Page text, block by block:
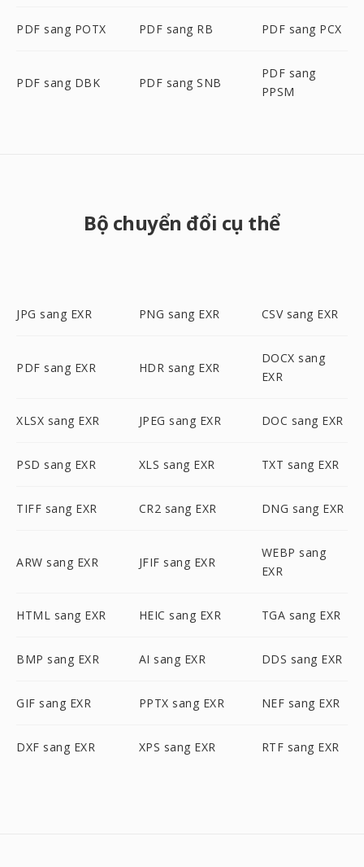
PDF sang POTX PDF sang RB PDF sang PCX
PDF sang DBK PDF sang SNB
PDF sang
PPSM
Bộ chuyển đổi cụ thể
JPG sang EXR PNG sang EXR CSV sang EXR
PDF sang EXR HDR sang EXR
DOCX sang
EXR
XLSX sang EXR JPEG sang EXR DOC sang EXR
PSD sang EXR XLS sang EXR TXT sang EXR
TIFF sang EXR CR2 sang EXR DNG sang EXR
ARW sang EXR JFIF sang EXR
WEBP sang
EXR
HTML sang EXR HEIC sang EXR TGA sang EXR
BMP sang EXR AI sang EXR DDS sang EXR
GIF sang EXR PPTX sang EXR NEF sang EXR
DXF sang EXR XPS sang EXR RTF sang EXR